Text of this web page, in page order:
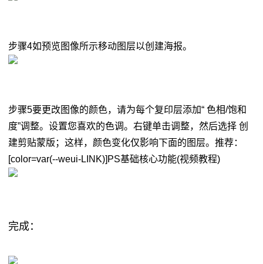
步骤4如预览图像所示移动图层以创建海报。
步骤5要更改图像的颜色，请为每个复印层添加“ 色相/饱和
度”调整。设置您喜欢的色调。右键单击调整，然后选择 创
建剪贴蒙版；这样，颜色变化仅影响下面的图层。推荐：
[color=var(--weui-LINK)]PS基础核心功能(视频教程)
完成：